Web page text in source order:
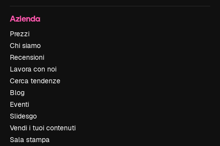
Azienda
Prezzi
Chi siamo
Recensioni
Lavora con noi
Cerca tendenze
Blog
Eventi
Slidesgo
Vendi i tuoi contenuti
Sala stampa